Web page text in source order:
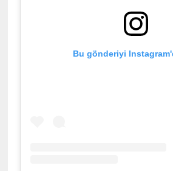
Bu gönderiyi